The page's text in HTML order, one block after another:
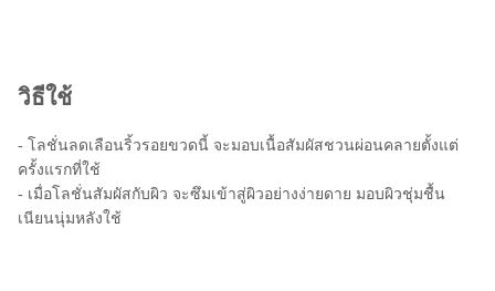
วิธีใช้
- โลชั่นลดเลือนริ้วรอยขวดนี้ จะมอบเนื้อสัมผัสชวนผ่อนคลายตั้งแต่
ครั้งแรกที่ใช้
- เมื่อโลชั่นสัมผัสกับผิว จะซึมเข้าสู่ผิวอย่างง่ายดาย มอบผิวชุ่มชื้น
เนียนนุ่มหลังใช้